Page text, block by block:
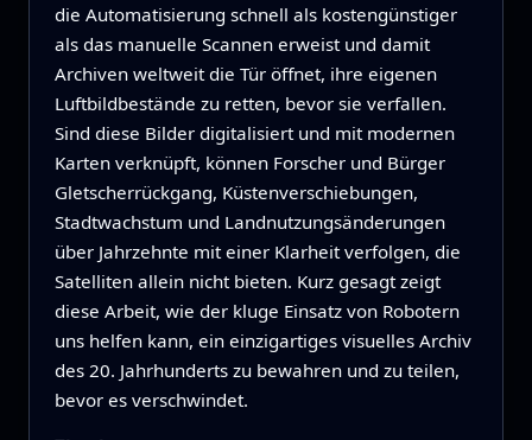
die Automatisierung schnell als kostengünstiger
als das manuelle Scannen erweist und damit
Archiven weltweit die Tür öffnet, ihre eigenen
Luftbildbestände zu retten, bevor sie verfallen.
Sind diese Bilder digitalisiert und mit modernen
Karten verknüpft, können Forscher und Bürger
Gletscherrückgang, Küstenverschiebungen,
Stadtwachstum und Landnutzungsänderungen
über Jahrzehnte mit einer Klarheit verfolgen, die
Satelliten allein nicht bieten. Kurz gesagt zeigt
diese Arbeit, wie der kluge Einsatz von Robotern
uns helfen kann, ein einzigartiges visuelles Archiv
des 20. Jahrhunderts zu bewahren und zu teilen,
bevor es verschwindet.